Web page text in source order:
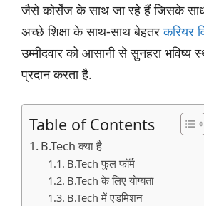
जैसे कोर्सेज के साथ जा रहे हैं जिसके
अच्छे शिक्षा के साथ-साथ बेहतरकरियर
उम्मीदवार को आसानी से सुनहरा भविष्य
प्रदान करता है.
Table of Contents
B.Tech क्या है
B.Tech फुल फॉर्म
B.Tech के लिए योग्यता
B.Tech में एडमिशन